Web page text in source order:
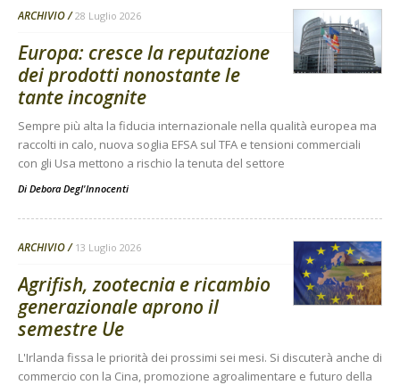
ARCHIVIO 28 Luglio 2026
Europa: cresce la reputazione
dei prodotti nonostante le
tante incognite
Sempre più alta la fiducia internazionale nella qualità europea ma
raccolti in calo, nuova soglia EFSA sul TFA e tensioni commerciali
con gli Usa mettono a rischio la tenuta del settore
Di Debora Degl'Innocenti
ARCHIVIO 13 Luglio 2026
Agrifish, zootecnia e ricambio
generazionale aprono il
semestre Ue
L'Irlanda fissa le priorità dei prossimi sei mesi. Si discuterà anche di
commercio con la Cina, promozione agroalimentare e futuro della